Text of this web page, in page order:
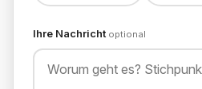
Ihre Nachricht optional